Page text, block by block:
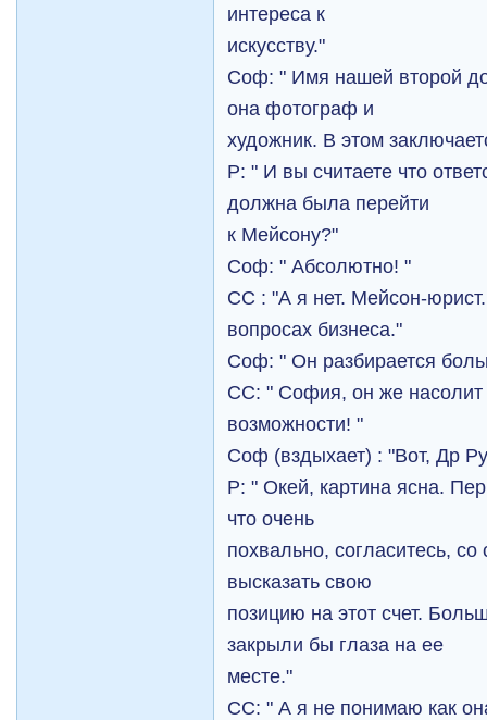
интереса к
искусству."
Соф: " Имя нашей второй
она фотограф и
художник. В этом
Р: " И вы считаете что
должна была перейти
к Мейсонy?"
Соф: " Абсолютно! "
СС : "А я нет. Мейсон-
вопросах бизнеса."
Соф: " Он разбирается
СС: " София, он же насолит
возможности! "
Соф (вздыхает) : "Вот, Др
Р: " Окей, картина ясна.
что очень
похвально, согласитесь,
высказать свою
позицию на этот счет.
закрыли бы глаза на ее
месте."
СС: " А я не понимаю как